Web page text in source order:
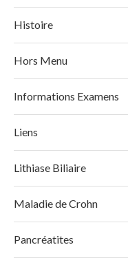
Histoire
Hors Menu
Informations Examens
Liens
Lithiase Biliaire
Maladie de Crohn
Pancréatites